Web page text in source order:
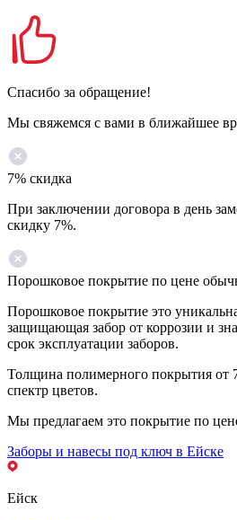
Спасибо за обращение!
Мы свяжемся с вами в ближайшее
7% скидка
При заключении договора в день
скидку 7%.
Порошковое покрытие по цене
Порошковое покрытие это
защищающая забор от коррозии и
срок эксплуатации заборов.
Толщина полимерного покрытия
спектр цветов.
Мы предлагаем это покрытие по
Заборы и навесы под ключ в Ейске
Ейск